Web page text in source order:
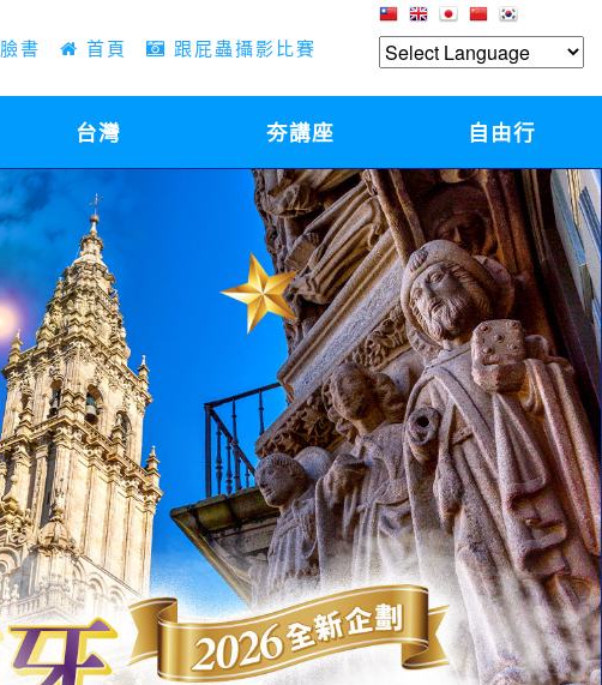
臉書 首頁 跟屁蟲攝影比賽
台灣 夯講座 自由行